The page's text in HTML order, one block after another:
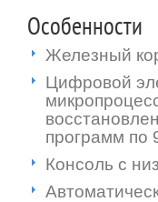
Особенности
Железный
Цифровой
программ по
Консоль с